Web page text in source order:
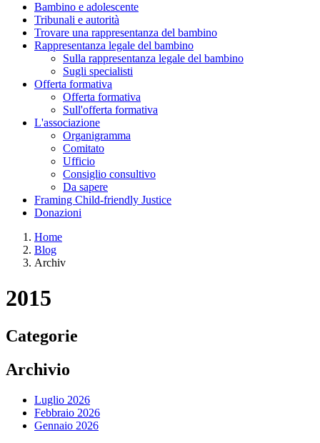
Bambino e adolescente
Tribunali e autorità
Trovare una rappresentanza del bambino
Rappresentanza legale del bambino
Sulla rappresentanza legale del bambino
Sugli specialisti
Offerta formativa
Offerta formativa
Sull'offerta formativa
L'associazione
Organigramma
Comitato
Ufficio
Consiglio consultivo
Da sapere
Framing Child-friendly Justice
Donazioni
Home
Blog
Archiv
2015
Categorie
Archivio
Luglio 2026
Febbraio 2026
Gennaio 2026